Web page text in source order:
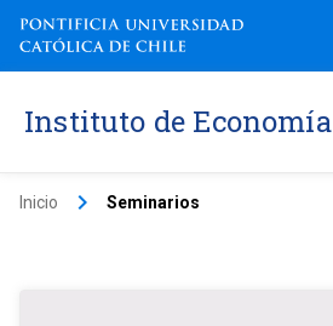
Instituto de Economía
Inicio keyboard_arrow_right Seminarios